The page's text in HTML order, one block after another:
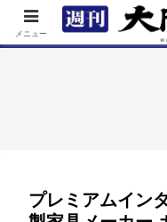
TOP 特集 ニュ
プレミアムイン
メニュー